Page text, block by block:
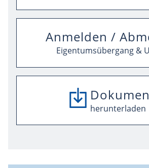
Anmelden /
Eigentumsübergang &
herunterladen
SEPA-Mandat
herunterladen